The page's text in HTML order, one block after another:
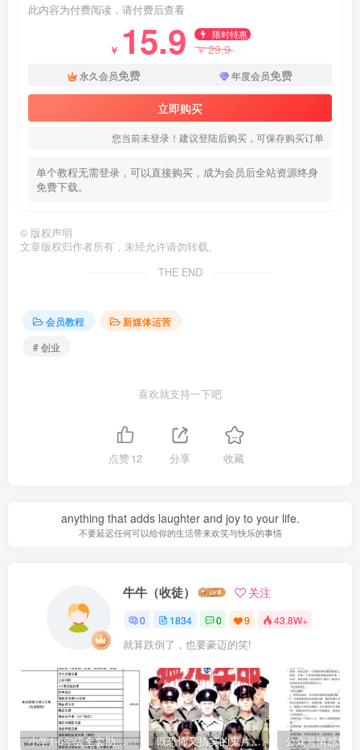
此内容为付费阅读，请付费后查看
￥ 15.9 限时特惠
￥29.9
永久会员免费 年度会员免费
立即购买
您当前未登录！建议登陆后购买，可保存购买订单
单个教程无需登录，可以直接购买，成为会员后全站资源终身
免费下载。
© 版权声明
文章版权归作者所有，未经允许请勿转载。
THE END
会员教程
新媒体运营
# 创业
喜欢就支持一下吧
点赞12 分享 收藏
anything that adds laughter and joy to your life.
不要延迟任何可以给你的生活带来欢笑与快乐的事情
牛牛（收徒） 关注
0 1834 0 9 43.8W+
就算跌倒了，也要豪迈的笑!
小学1-6年级全套助学资源包（9000GB）(超值的精品资源-会员也需单独购买哦) 既恐怖又搞笑的鬼片（10部猛鬼恐怖片都是喜剧片）